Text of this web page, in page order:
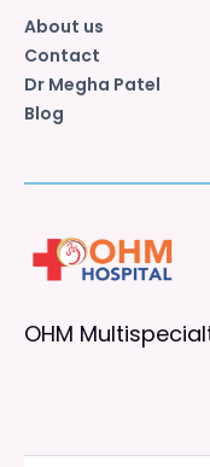
About us
Contact
Dr Megha Patel
Blog
OHM